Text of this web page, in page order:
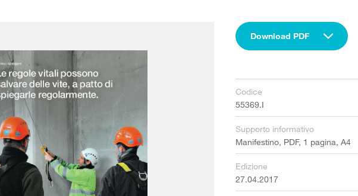
Download PDF
Codice
55369.I
Supporto informativo
Manifestino, PDF, 1 pagina, A4
Edizione
27.04.2017